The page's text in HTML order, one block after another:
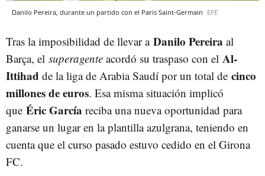
Danilo Pereira, durante un partido con el Paris Saint-Germain EFE
Tras la imposibilidad de llevar a Danilo Pereira al
Barça, el superagente acordó su traspaso con el Al-
Ittihad de la liga de Arabia Saudí por un total de cinco
millones de euros. Esa misma situación implicó
que Éric García reciba una nueva oportunidad para
ganarse un lugar en la plantilla azulgrana, teniendo en
cuenta que el curso pasado estuvo cedido en el Girona
FC.